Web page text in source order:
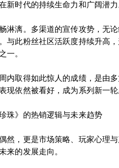
新时代的持续生命力和广阔潜力
淋漓。多渠道的宣传攻势，无
与此粉丝社区活跃度持续升高
一。
内取得如此惊人的成绩，是
现依然被看好，成为系列新一轮
珠》的热销逻辑与未来趋势
然，更是市场策略、玩家心
来的发展走向。